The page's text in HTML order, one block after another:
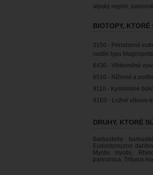
alpský región,
BIOTOPY,
3150 - Prirodzené
rastlín typu
6430 - Vlhkomilné
6510 - Nížinné a
9110 - Kyslomilné
91E0 - Lužné vŕbovo-
DRUHY, KTORÉ
Barbastella
Eudontomyzon
Myotis myotis,
pannonica, Triturus